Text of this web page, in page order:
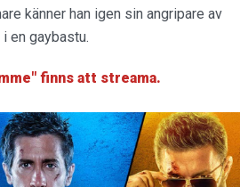
känner han igen sin angripare av
en gaybastu.
finns att streama.